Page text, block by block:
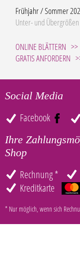
Frühjahr / Sommer
Unter- und Übergrößen
ONLINE BLÄTTERN
GRATIS ANFORDERN
Social Media
Facebook
Ihre
Shop
Rechnung *
Kreditkarte
* Nur möglich, wenn sich